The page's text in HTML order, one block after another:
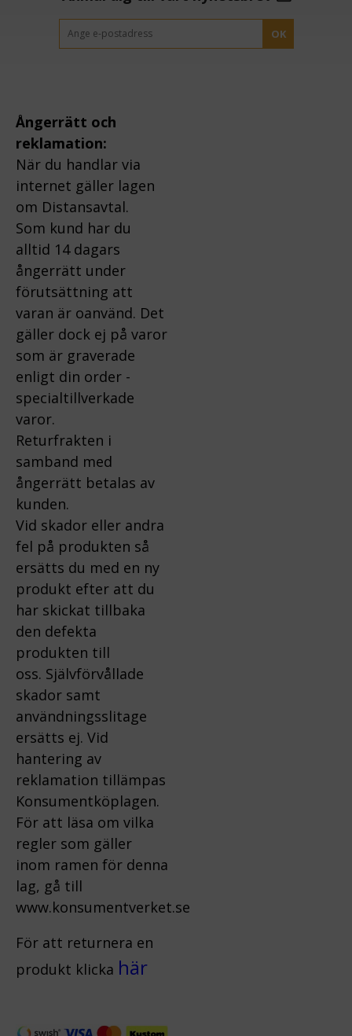
OK
Ångerrätt och
reklamation:
När du handlar via
internet gäller lagen
om Distansavtal.
Som kund har du
alltid 14 dagars
ångerrätt under
förutsättning att
varan är oanvänd. Det
gäller dock ej på varor
som är graverade
enligt din order -
specialtillverkade
varor.
Returfrakten i
samband med
ångerrätt betalas av
kunden.
Vid skador eller andra
fel på produkten så
ersätts du med en ny
produkt efter att du
har skickat tillbaka
den defekta
produkten till
oss. Självförvållade
skador samt
användningsslitage
ersätts ej. Vid
hantering av
reklamation tillämpas
Konsumentköplagen.
För att läsa om vilka
regler som gäller
inom ramen för denna
lag, gå till
www.konsumentverket.se
För att returnera en
produkt klicka här